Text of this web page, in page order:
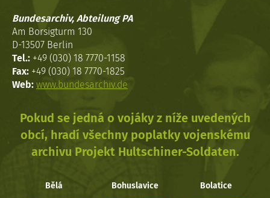
Bundesarchiv, Abteilung PA
Am Borsigturm 130
D-13507 Berlin
Tel.: +49 (030) 18 7770-1158
Fax: +49 (030) 18 7770-1825
Web: www.bundesarchiv.de
Pokud se jedná o vojáky z níže uvedených
obcí, hradí všechny poplatky vojenskému
archivu Projekt Hultschiner-Soldaten.
Bělá Bohuslavice Bolatice